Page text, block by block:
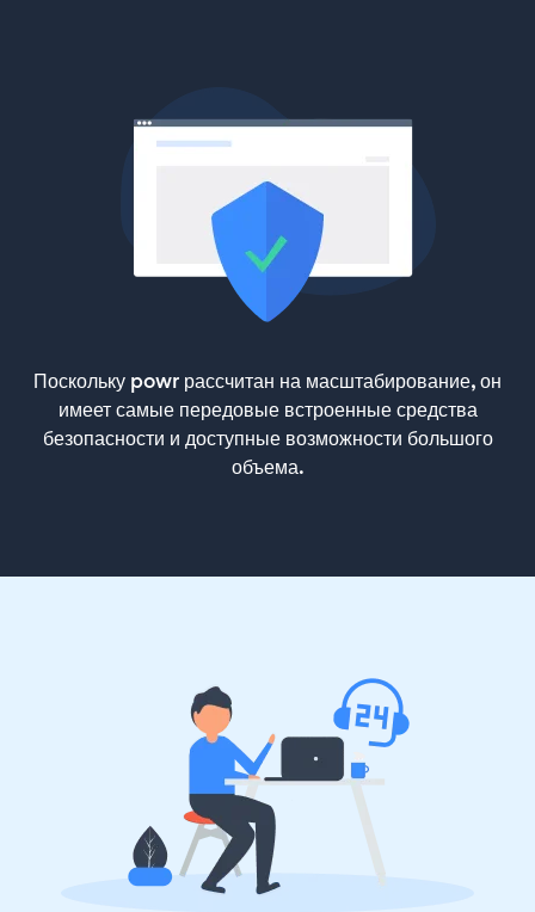
Поскольку powr рассчитан на масштабирование, он
имеет самые передовые встроенные средства
безопасности и доступные возможности большого
объема.